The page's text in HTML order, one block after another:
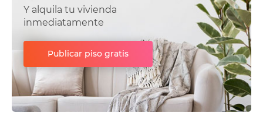
Y alquila tu vivienda
inmediatamente
Publicar piso gratis